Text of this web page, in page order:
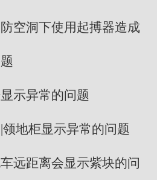
空洞下使用起搏器造成
示异常的问题
领地柜显示异常的问题
远距离会显示紫块的问